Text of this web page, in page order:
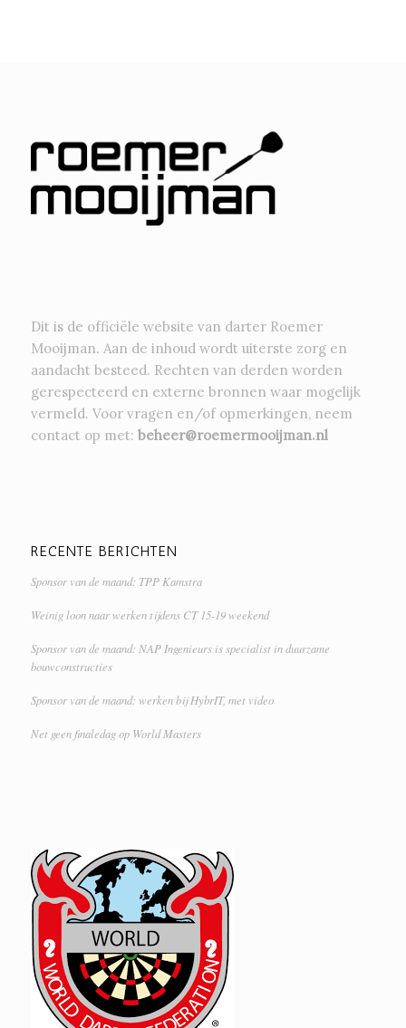
Dit is de officiële website van darter Roemer
Mooijman. Aan de inhoud wordt uiterste zorg en
aandacht besteed. Rechten van derden worden
gerespecteerd en externe bronnen waar mogelijk
vermeld. Voor vragen en/of opmerkingen, neem
contact op met: beheer@roemermooijman.nl
RECENTE BERICHTEN
Sponsor van de maand: TPP Kamstra
Weinig loon naar werken tijdens CT 15-19 weekend
Sponsor van de maand: NAP Ingenieurs is specialist in duurzame
bouwconstructies
Sponsor van de maand: werken bij HybrIT, met video
Net geen finaledag op World Masters